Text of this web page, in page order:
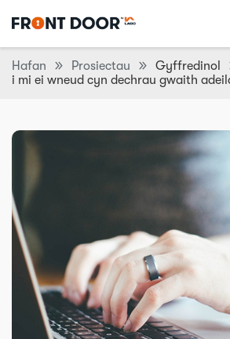
Hafan Prosiectau Gyffredinol
i mi ei wneud cyn dechrau gwaith